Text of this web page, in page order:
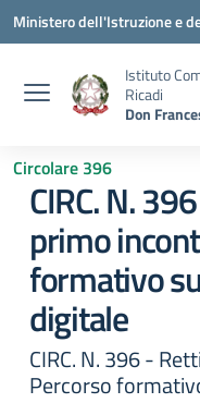
Vai ai contenuti
Vai al menu di navigazione
Vai al footer
Ministero dell'Istruzione e
Istituto
Ricadi
Don
Circolare 396
CIRC. N.
primo
formativo
digitale
CIRC. N. 396 -
Percorso